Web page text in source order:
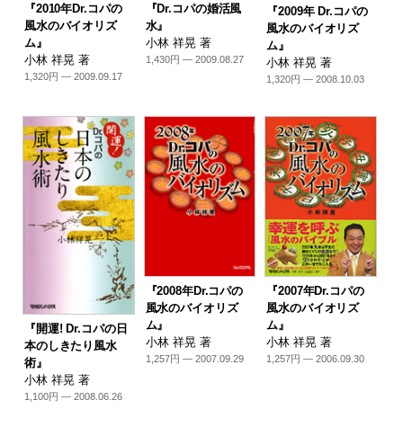
『2010年Dr.コパの
風水のバイオリズ
ム』
小林 祥晃 著
1,320円 — 2009.09.17
『Dr.コパの婚活風
水』
小林 祥晃 著
1,430円 — 2009.08.27
『2009年 Dr.コパの
風水のバイオリズ
ム』
小林 祥晃 著
1,320円 — 2008.10.03
『開運! Dr.コパの日
本のしきたり風水
術』
小林 祥晃 著
1,100円 — 2008.06.26
『2008年Dr.コパの
風水のバイオリズ
ム』
小林 祥晃 著
1,257円 — 2007.09.29
『2007年Dr.コパの
風水のバイオリズ
ム』
小林 祥晃 著
1,257円 — 2006.09.30